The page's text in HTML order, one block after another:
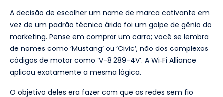
A decisão de escolher um nome de marca cativante em
vez de um padrão técnico árido foi um golpe de gênio do
marketing. Pense em comprar um carro; você se lembra
de nomes como ‘Mustang’ ou ‘Civic’, não dos complexos
códigos de motor como ‘V-8 289-4V’. A Wi‑Fi Alliance
aplicou exatamente a mesma lógica.
O objetivo deles era fazer com que as redes sem fio